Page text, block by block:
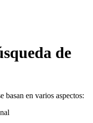
de
basan en varios aspectos: